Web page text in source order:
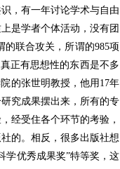
，有一年讨论学术与自由
是学者个体活动，没有团
联合攻关，所谓的985项
正有思想性的东西是不多
的张世明教授，他用17年
究成果摆出来，所有的专
经受住各个环节的考验，
的。相反，很多出版社想
学优秀成果奖”特等奖，这